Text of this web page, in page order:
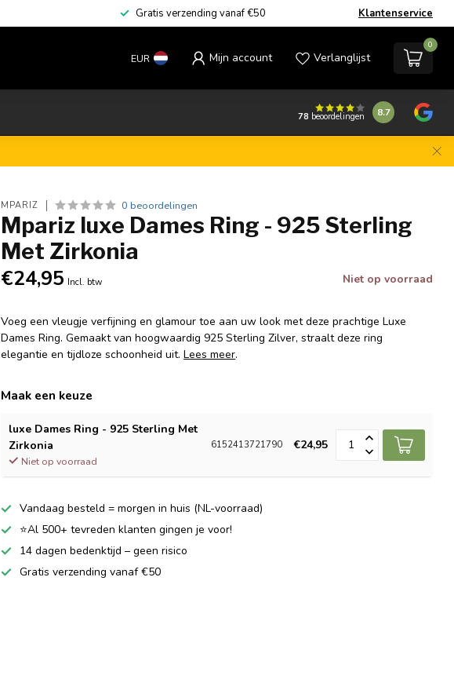
Gratis verzending vanaf €50 Klantenservice
EUR Mijn account Verlanglijst
0
78 beoordelingen 8.7
MPARIZ 0 beoordelingen
Mpariz luxe Dames Ring - 925 Sterling
Met Zirkonia
€24,95 Incl. btw Niet op voorraad
Voeg een vleugje verfijning en glamour toe aan uw look met deze prachtige Luxe
Dames Ring. Gemaakt van hoogwaardig 925 Sterling Zilver, straalt deze ring
elegantie en tijdloze schoonheid uit.Lees meer.
Maak een keuze
luxe Dames Ring - 925 Sterling Met
Zirkonia
Niet op voorraad
6152413721790 €24,95
Vandaag besteld = morgen in huis (NL-voorraad)
⭐Al 500+ tevreden klanten gingen je voor!
14 dagen bedenktijd – geen risico
Gratis verzending vanaf €50